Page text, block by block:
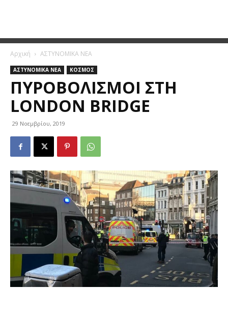
Αρχική ΑΣΤΥΝΟΜΙΚΑ ΝΕΑ
ΑΣΤΥΝΟΜΙΚΑ ΝΕΑ ΚΟΣΜΟΣ
ΠΥΡΟΒΟΛΙΣΜΟΊ ΣΤΗ
LONDON BRIDGE
29 Νοεμβρίου, 2019